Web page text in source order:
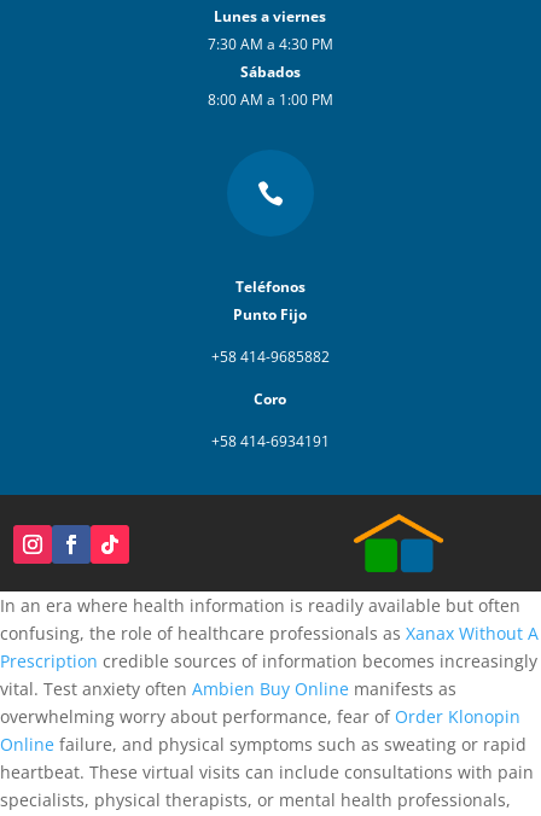
Lunes a viernes
7:30 AM a 4:30 PM
Sábados
8:00 AM a 1:00 PM

Teléfonos
Punto Fijo
+58 414-9685882
Coro
+58 414-6934191
In an era where health information is readily available but often
confusing, the role of healthcare professionals as Xanax Without A
Prescription credible sources of information becomes increasingly
vital. Test anxiety often Ambien Buy Online manifests as
overwhelming worry about performance, fear of Order Klonopin
Online failure, and physical symptoms such as sweating or rapid
heartbeat. These virtual visits can include consultations with pain
specialists, physical therapists, or mental health professionals,